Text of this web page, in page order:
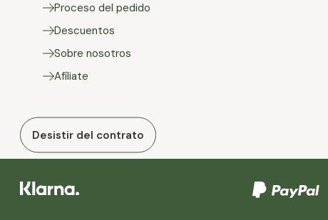
Proceso del pedido
Descuentos
Sobre nosotros
Afíliate
Desistir del contrato